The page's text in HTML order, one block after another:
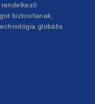
biztosítanak,
globális